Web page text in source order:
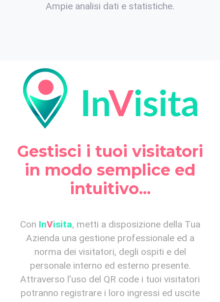
Ampie analisi dati e statistiche.
Gestisci i tuoi visitatori
in modo semplice ed
intuitivo...
Con InVisita, metti a disposizione della Tua
Azienda una gestione professionale ed a
norma dei visitatori, degli ospiti e del
personale interno ed esterno presente.
Attraverso l’uso del QR code i tuoi visitatori
potranno registrare i loro ingressi ed uscite